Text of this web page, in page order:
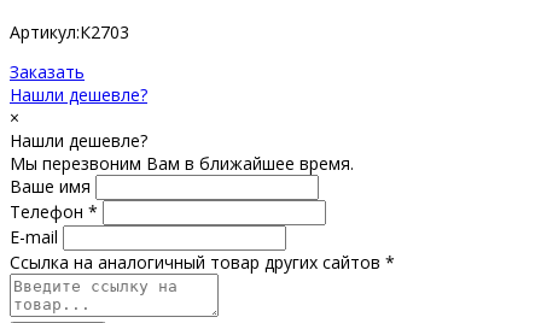
Артикул:К2703
Заказать
Нашли дешевле?
×
Нашли дешевле?
Мы перезвоним Вам в ближайшее время.
Ваше имя
Телефон *
E-mail
Ссылка на аналогичный товар других сайтов *